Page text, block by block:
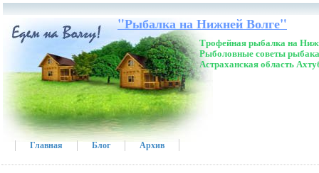
"Рыбалка на Нижней Волге"
Трофейная рыбалка на
Рыболовные советы
Астраханская область
Главная Блог Архив